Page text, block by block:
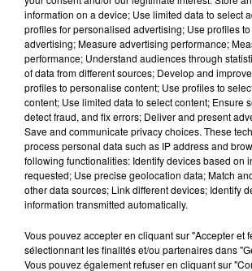
4 août 2026
31 juillet 2026
Grand Corps Malade
en road-trip dans son
Ariana Grande se
album « Petals »
information on a device; Use limited data to select
profiles for personalised advertising; Use profiles
advertising; Measure advertising performance;
performance; Understand audiences through
of data from different sources; Develop and
profiles to personalise content; Use profiles to
content; Use limited data to select content; Ensure
detect fraud, and fix errors; Deliver and present
Save and communicate privacy choices. These
process personal data such as IP address and
following functionalities: Identify devices based on
requested; Use precise geolocation data; Match
other data sources; Link different devices; Identify
information transmitted automatically.
Vous pouvez accepter en cliquant sur "Accepter et
sélectionnant les finalités et/ou partenaires dans
Vous pouvez également refuser en cliquant sur